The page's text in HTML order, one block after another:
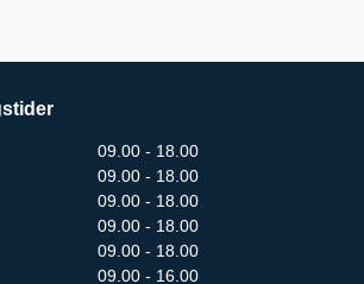
09.00 - 18.00
09.00 - 18.00
09.00 - 18.00
09.00 - 18.00
09.00 - 18.00
09.00 - 16.00